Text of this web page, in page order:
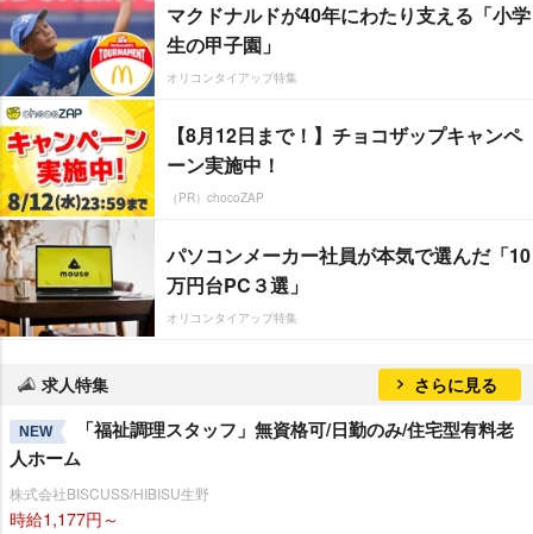
マクドナルドが40年にわたり支える「小学
生の甲子園」
オリコンタイアップ特集
【8月12日まで！】チョコザップキャンペ
ーン実施中！
（PR）chocoZAP
パソコンメーカー社員が本気で選んだ「10
万円台PC３選」
オリコンタイアップ特集
求人特集 さらに見る
NEW
「福祉調理スタッフ」無資格可/日勤のみ/住宅型有料老
人ホーム
株式会社BISCUSS/HIBISU生野
時給1,177円～